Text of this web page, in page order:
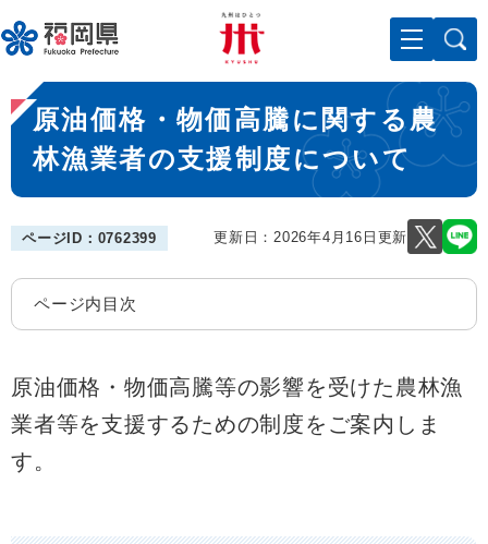
ー
ジ
先
頭
。
メニューを飛ばして本文へ
本
文
原油価格・物価高騰に関する農
林漁業者の支援制度について
ページID：0762399 更新日：2026年4月16日更新
ページ内目次
原油価格・物価高騰等の影響を受けた農林漁
業者等を支援するための制度をご案内しま
す。